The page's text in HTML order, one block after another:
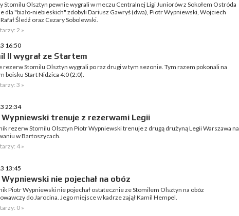
Stomilu Olsztyn pewnie wygrali w meczu Centralnej Ligi Juniorów z Sokołem Ostróda
dla "biało-niebieskich" zdobyli Dariusz Gawryś (dwa), Piotr Wypniewski, Wojciech
Śledź oraz Cezary Sobolewski.
2 »
16:50
II wygrał ze Startem
rezerw Stomilu Olsztyn wygrali po raz drugi w tym sezonie. Tym razem pokonali na
boisku Start Nidzica 4:0 (2:0).
3 »
22:34
trenuje z rezerwami Legii
rezerw Stomilu Olsztyn Piotr Wypniewski trenuje z drugą drużyną Legii Warszawa na
w Bartoszycach.
4 »
13:45
nie pojechał na obóz
Piotr Wypniewski nie pojechał ostatecznie ze Stomilem Olsztyn na obóz
do Jarocina. Jego miejsce w kadrze zajął Kamil Hempel.
0 »